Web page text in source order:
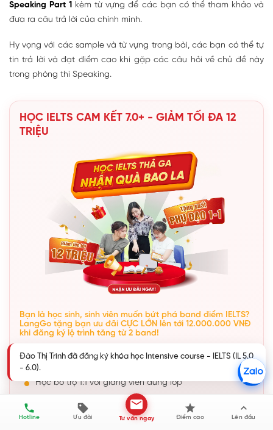
Speaking Part 1 kèm từ vựng để các bạn có thể tham khảo và
đưa ra câu trả lời của chính mình.
Hy vọng với các sample và từ vựng trong bài, các bạn có thể tự
tin trả lời và đạt điểm cao khi gặp các câu hỏi về chủ đề này
trong phòng thi Speaking.
HỌC IELTS CAM KẾT 7.0+ - GIẢM TỐI ĐA 12
TRIỆU
Bạn là học sinh, sinh viên muốn bứt phá band điểm IELTS?
LangGo tặng bạn ưu đãi CỰC LỚN lên tới 12.000.000 VNĐ
khi đăng ký lộ trình tăng từ 2 band!
Khóa học IELTS tại LangGo đảm bảo đầu ra lên đến 7.0+:
CAM KẾT ĐẦU RA theo kết quả thi thật
Học bổ trợ 1:1 với giảng viên đứng lớp
4 buổi bổ trợ Speaking/tháng
Tăng band chỉ sau 1,5 - 2,5 tháng
Hotline Ưu đãi Tư vấn ngay Điểm cao Lên đầu